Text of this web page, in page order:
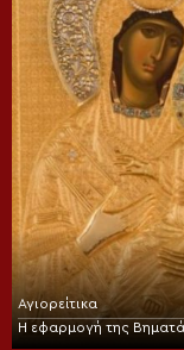
Αγιορείτικα
Η εφαρμογή της